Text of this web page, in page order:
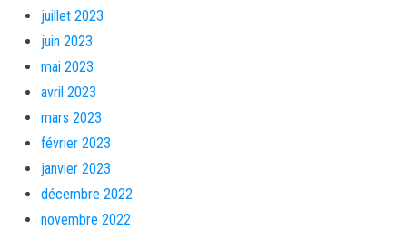
juillet 2023
juin 2023
mai 2023
avril 2023
mars 2023
février 2023
janvier 2023
décembre 2022
novembre 2022